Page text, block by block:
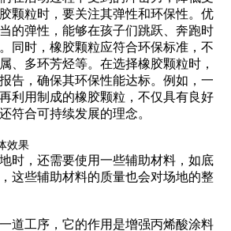
颗粒时，要关注其弹性和环保性。优
的弹性，能够在孩子们跳跃、奔跑时
同时，橡胶颗粒应符合环保标准，不
、多环芳烃等。在选择橡胶颗粒时，
告，确保其环保性能达标。例如，一
利用制成的橡胶颗粒，不仅具有良好
符合可持续发展的理念。
效果
时，还需要使用一些辅助材料，如底
这些辅助材料的质量也会对场地的整
道工序，它的作用是增强丙烯酸涂料